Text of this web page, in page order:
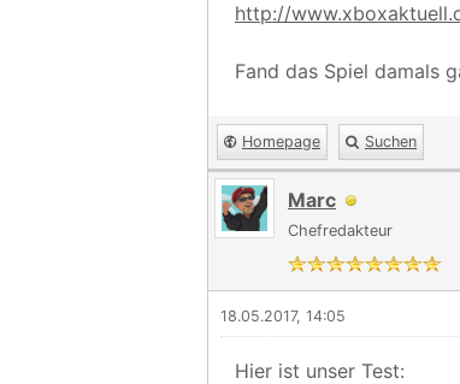
http://
Fand das Spiel damals
Homepage Suchen
Marc
Chefredakteur
18.05.2017, 14:05
Hier ist unser Test: